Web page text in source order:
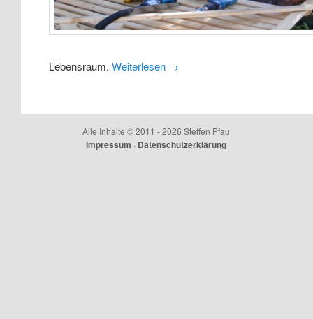
Lebensraum. Weiterlesen →
Alle Inhalte © 2011 - 2026 Steffen Pfau
Impressum · Datenschutzerklärung